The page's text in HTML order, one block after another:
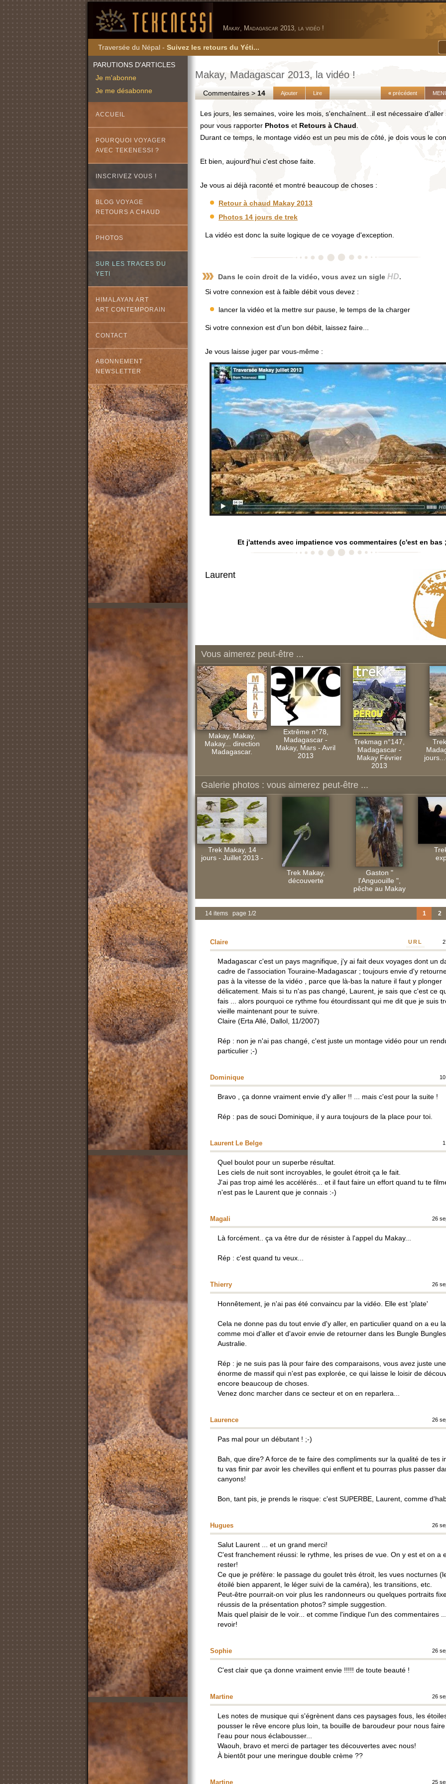
Makay, Madagascar 2013, la vidéo !
Traversée du Népal - Suivez les retours du Yéti...
PARUTIONS D'ARTICLES
Je m'abonne
Je me désabonne
ACCUEIL
POURQUOI VOYAGER
AVEC TEKENESSI ?
INSCRIVEZ VOUS !
BLOG VOYAGE
RETOURS A CHAUD
PHOTOS
SUR LES TRACES DU
YETI
HIMALAYAN ART
ART CONTEMPORAIN
CONTACT
ABONNEMENT
NEWSLETTER
Makay, Madagascar 2013, la vidéo !
Commentaires >14 Ajouter Lire « précédent
Les jours, les semaines, voire les mois, s'enchaînent...il est nécessaire d'aller
pour vous rapporter Photos et Retours à Chaud
Durant ce temps, le montage vidéo est un peu mis de côté, je dois vous le
Et bien, aujourd'hui c'est chose faite.
Je vous ai déjà raconté et montré beaucoup de choses :
Retour à chaud Makay 2013
Photos 14 jours de trek
La vidéo est donc la suite logique de ce voyage d'exception.
Dans le coin droit de la vidéo, vous avez un sigle HD.
Si votre connexion est à faible débit vous devez :
lancer la vidéo et la mettre sur pause, le temps de la charger
Si votre connexion est d'un bon débit, laissez faire...
Je vous laisse juger par vous-même :
Et j'attends avec impatience vos commentaires (c'est en bas
Laurent
Vous aimerez peut-être ...
Makay, Makay,
Makay... direction
Madagascar.
Extrême n°78,
Madagascar -
Makay, Mars - Avril
2013
Trekmag n°147,
Madagascar -
Makay Février
2013
Galerie photos : vous aimerez peut-être ...
Trek Makay, 14
jours - Juillet 2013 -
Trek Makay,
découverte
Gaston "
l'Anguouille ",
pêche au Makay
14 items page 1/2 1 2
Claire URL 27
Madagascar c'est un pays magnifique, j'y ai fait deux voyages dont un
cadre de l'association Touraine-Madagascar ; toujours envie d'y
pas à la vitesse de la vidéo , parce que là-bas la nature il faut y plonger
délicatement. Mais si tu n'as pas changé, Laurent, je sais que c'est ce
fais ... alors pourquoi ce rythme fou étourdissant qui me dit que je suis
vieille maintenant pour te suivre.
Claire (Erta Allé, Dallol, 11/2007)
Rép : non je n'ai pas changé, c'est juste un montage vidéo pour un
particulier ;-)
Dominique
Bravo , ça donne vraiment envie d'y aller !! ... mais c'est pour la suite !
Rép : pas de souci Dominique, il y aura toujours de la place pour toi.
Laurent Le Belge
Quel boulot pour un superbe résultat.
Les ciels de nuit sont incroyables, le goulet étroit ça le fait.
J'ai pas trop aimé les accélérés... et il faut faire un effort quand tu te
n'est pas le Laurent que je connais :-)
Magali 26
Là forcément.. ça va être dur de résister à l'appel du Makay...
Rép : c'est quand tu veux...
Thierry 26
Honnêtement, je n'ai pas été convaincu par la vidéo. Elle est 'plate'
Cela ne donne pas du tout envie d'y aller, en particulier quand on a eu
comme moi d'aller et d'avoir envie de retourner dans les Bungle
Australie.
Rép : je ne suis pas là pour faire des comparaisons, vous avez juste
énorme de massif qui n'est pas explorée, ce qui laisse le loisir de
encore beaucoup de choses.
Venez donc marcher dans ce secteur et on en reparlera...
Laurence 26
Pas mal pour un débutant ! ;-)
Bah, que dire? A force de te faire des compliments sur la qualité de tes
tu vas finir par avoir les chevilles qui enflent et tu pourras plus passer
canyons!
Bon, tant pis, je prends le risque: c'est SUPERBE, Laurent, comme
Hugues 26
Salut Laurent ... et un grand merci!
C'est franchement réussi: le rythme, les prises de vue. On y est et on a
rester!
Ce que je préfère: le passage du goulet très étroit, les vues nocturnes
étoilé bien apparent, le léger suivi de la caméra), les transitions, etc.
Peut-être pourrait-on voir plus les randonneurs ou quelques portraits
réussis de la présentation photos? simple suggestion.
Mais quel plaisir de le voir... et comme l'indique l'un des commentaires
revoir!
Sophie 26
C'est clair que ça donne vraiment envie !!!!! de toute beauté !
Martine 26
Les notes de musique qui s'égrènent dans ces paysages fous, les
pousser le rêve encore plus loin, ta bouille de baroudeur pour nous
l'eau pour nous éclabousser...
Waouh, bravo et merci de partager tes découvertes avec nous!
À bientôt pour une meringue double crème ??
Martine 25